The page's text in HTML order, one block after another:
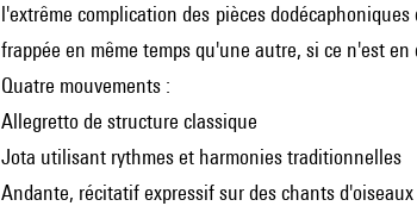
l'extrême complication des pièces
frappée en même temps qu'une autre, si ce n'est en
Quatre mouvements :
Allegretto de structure classique
Jota utilisant rythmes et harmonies traditionnelles
Andante, récitatif expressif sur des chants d'oiseaux